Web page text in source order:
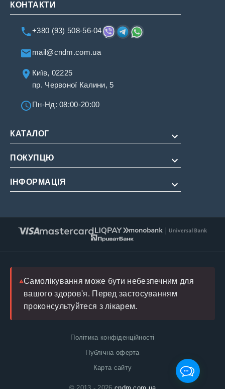
КОНТАКТИ
+380 (93) 508-56-04
mail@cndm.com.ua
Київ, 02225
пр. Червоної Калини, 5
Пн-Нд: 08:00-20:00
КАТАЛОГ
Для потенції
Для подовження
ПОКУПЦЮ
Про нас
Умови обслуговування
ІНФОРМАЦІЯ
Інструкції
Лікар
Самолікування може бути небезпечним для
вашого здоров'я. Перед застосуванням
проконсультуйтеся з лікарем.
Політика конфіденційності
Публічна оферта
Карта сайту